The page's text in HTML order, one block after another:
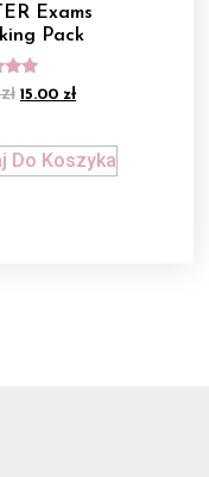
Exams
Pack
zł 15.00 zł
Do Koszyka